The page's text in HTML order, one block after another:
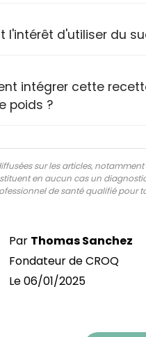
l'intérêt d'utiliser du
intégrer cette
poids ?
sur les articles,
en aucun cas un
de santé qualifié pour
Par Thomas Sanchez
Fondateur de CROQ
Le06/01/2025